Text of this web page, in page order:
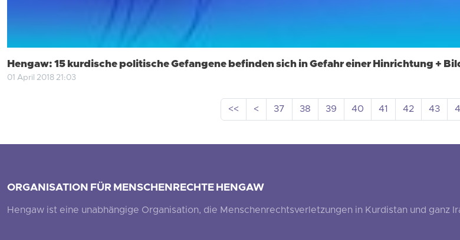
Hengaw: 15 kurdische politische Gefangene befinden sich in Gefahr einer Hinrichtung +
01 April 2018 21:03
<< < 37 38 39 40 41 42 43
ORGANISATION FÜR MENSCHENRECHTE HENGAW
Hengaw ist eine unabhängige Organisation, die Menschenrechtsverletzungen in Kurdistan und ganz